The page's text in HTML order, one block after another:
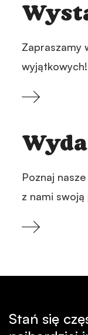
Zapraszamy
wyjątkowych!
Poznaj
z nami swoją
Stań się